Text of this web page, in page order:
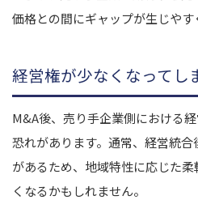
価格との間にギャップが生じやす
経営権が少なくなってし
M&A後、売り手企業側における
恐れがあります。通常、経営統
があるため、地域特性に応じた
くなるかもしれません。